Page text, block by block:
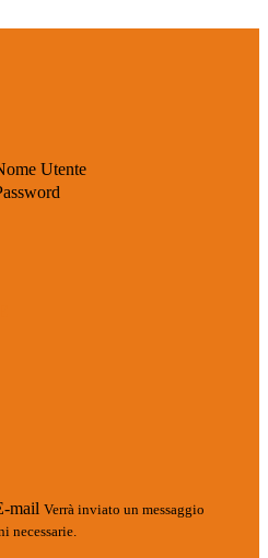
Utente
mail Verrà inviato un messaggio
necessarie.